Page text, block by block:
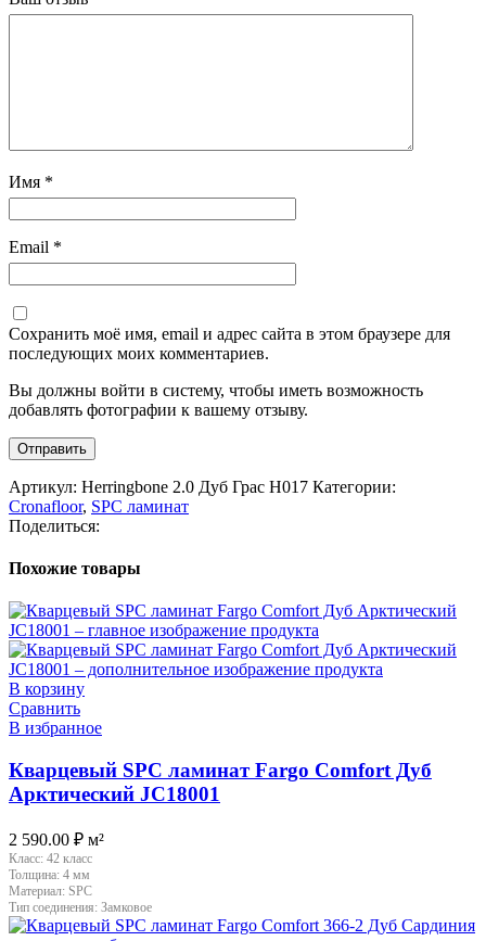
Имя *
Email *
Сохранить моё имя, email и адрес сайта в этом браузере для
последующих моих комментариев.
Вы должны войти в систему, чтобы иметь возможность
добавлять фотографии к вашему отзыву.
Артикул: Herringbone 2.0 Дуб Грас H017 Категории:
Cronafloor, SPC ламинат
Поделиться:
Похожие товары
В корзину
Сравнить
В избранное
Кварцевый SPC ламинат Fargo Comfort Дуб
Арктический JC18001
2 590.00 ₽ м²
Класс: 42 класс
Толщина: 4 мм
Материал: SPC
Тип соединения: Замковое